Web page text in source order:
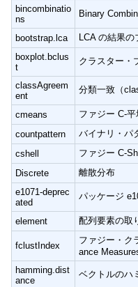
bincombinatio
ns
Binary
bootstrap.lca
LCA の結果
boxplot.bclus
t
クラスター・
classAgreem
ent
分類一致（
cmeans
ファジー C-
countpattern
バイナリ・パ
cshell
ファジー C-
Discrete
離散分布
e1071-deprec
ated
パッケージ
element 配列要素の取
fclustIndex
ファジー・ク
ance
hamming.dist
ance
ベクトルのハ